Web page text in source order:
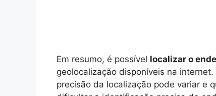
Em resumo, é possível localizar o
geolocalização disponíveis na
precisão da localização pode variar e